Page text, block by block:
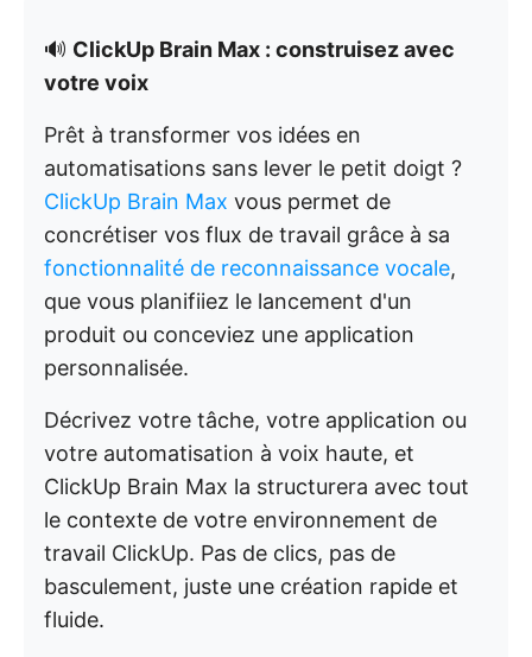
🔊 ClickUp Brain Max : construisez avec
votre voix
Prêt à transformer vos idées en
automatisations sans lever le petit doigt ?
ClickUp Brain Max vous permet de
concrétiser vos flux de travail grâce à sa
fonctionnalité de reconnaissance vocale,
que vous planifiiez le lancement d'un
produit ou conceviez une application
personnalisée.
Décrivez votre tâche, votre application ou
votre automatisation à voix haute, et
ClickUp Brain Max la structurera avec tout
le contexte de votre environnement de
travail ClickUp. Pas de clics, pas de
basculement, juste une création rapide et
fluide.